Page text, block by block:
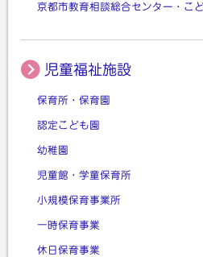
京都市教育相談総合センター・こ
児童福祉施設
保育所・保育園
認定こども園
幼稚園
児童館・学童保育所
小規模保育事業所
一時保育事業
休日保育事業